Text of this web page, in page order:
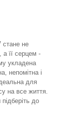
стане не
а її серцем -
укладена
непомітна і
для
на все життя.
до